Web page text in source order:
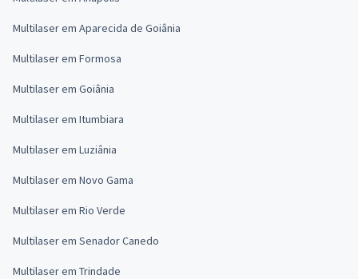
Multilaser em Aparecida de Goiânia
Multilaser em Formosa
Multilaser em Goiânia
Multilaser em Itumbiara
Multilaser em Luziânia
Multilaser em Novo Gama
Multilaser em Rio Verde
Multilaser em Senador Canedo
Multilaser em Trindade